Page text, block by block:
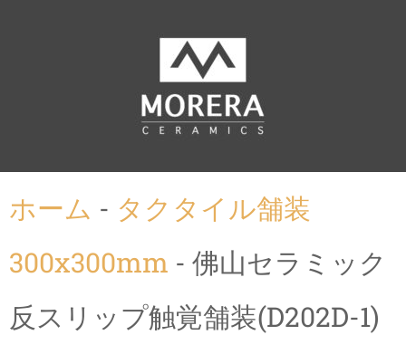
ホーム - タクタイル舗装
300x300mm - 佛山セラミック
反スリップ触覚舗装(D202D-1)